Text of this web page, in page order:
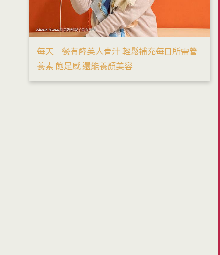
每天一餐有酵美人青汁 輕鬆補充每日所需營
養素 飽足感 還能養顏美容